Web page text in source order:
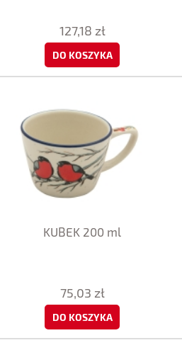
127,18 zł
DO KOSZYKA
KUBEK 200 ml
75,03 zł
DO KOSZYKA